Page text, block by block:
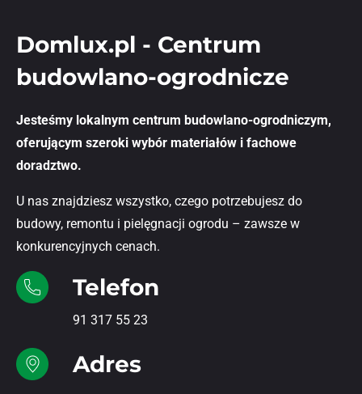
Domlux.pl - Centrum
budowlano-ogrodnicze
Jesteśmy lokalnym centrum budowlano-ogrodniczym,
oferującym szeroki wybór materiałów i fachowe
doradztwo.
U nas znajdziesz wszystko, czego potrzebujesz do
budowy, remontu i pielęgnacji ogrodu – zawsze w
konkurencyjnych cenach.
Telefon
91 317 55 23
Adres